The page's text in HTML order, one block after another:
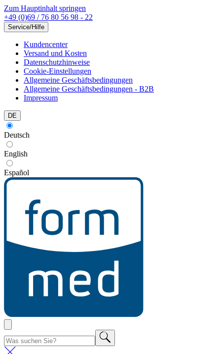
Zum Hauptinhalt springen
+49 (0)69 / 76 80 56 98 - 22
Service/Hilfe
Kundencenter
Versand und Kosten
Datenschutzhinweise
Cookie-Einstellungen
Allgemeine Geschäftsbedingungen
Allgemeine Geschäftsbedingungen - B2B
Impressum
DE
Deutsch
English
Español